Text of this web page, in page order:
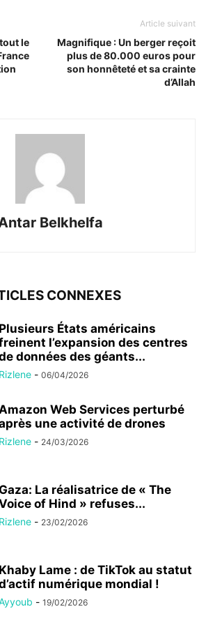
le
Article suivant
Magnifique : Un berger reçoit
plus de 80.000 euros pour
son honnêteté et sa crainte
d’Allah
Belkhelfa
CONNEXES
Plusieurs États américains
l’expansion des centres
données des géants...
Rizlene - 06/04/2026
Web Services perturbé
une activité de drones
Rizlene - 24/03/2026
La réalisatrice de « The
of Hind » refuses...
Rizlene - 23/02/2026
Khaby Lame : de TikTok au statut
numérique mondial !
- 19/02/2026